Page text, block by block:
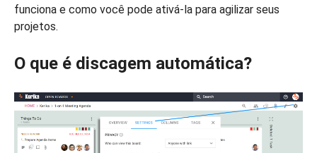
funciona e como você pode ativá-la para agilizar seus
projetos.
O que é discagem automática?